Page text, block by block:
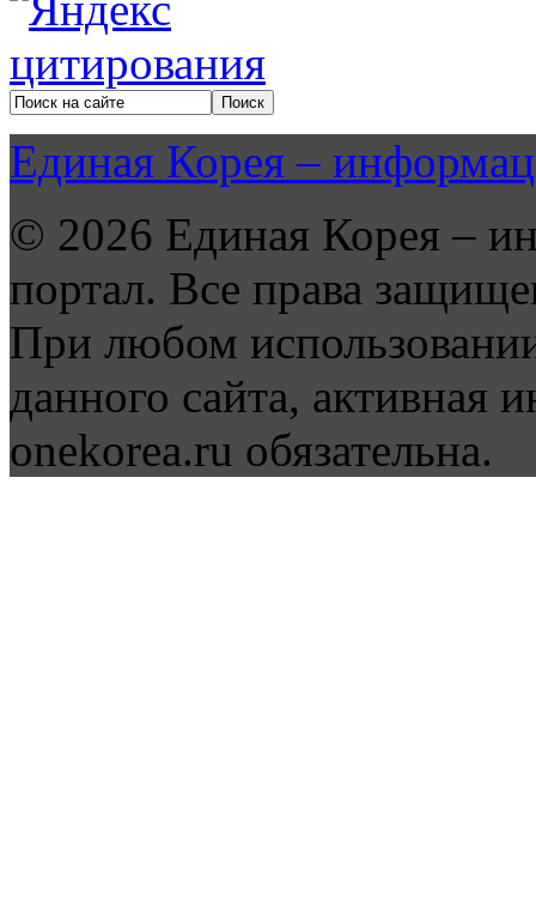
Единая Корея –
© 2026 Единая Корея –
портал. Все права
При любом
данного сайта, активная
onekorea.ru обязательна.